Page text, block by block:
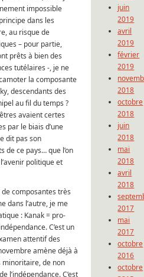
impossible
dans les
au risque de
– pour partie,
prêts à bien des
tutélaires -, je ne
la composante
descendants des
au fil du temps ?
avaient certes
par le biais d’une
dit pas son
de ce pays… que l’on
politique et
de composantes très
dans l’autre, je me
: Kanak = pro-
C’est un
attentif des
amène déjà à
minoritaire, de non
l’indépendance. C’est
juin
2019
avril
2019
février
2019
2018
octobre
2018
juin
2018
mai
2018
avril
2018
2017
mai
2017
octobre
2016
octobre